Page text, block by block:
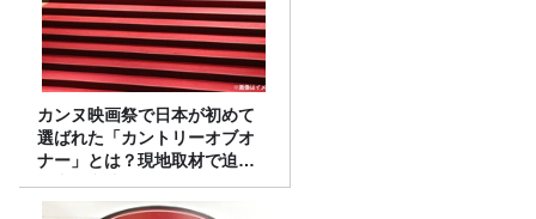
カンヌ映画祭で日本が初めて
選ばれた「カントリーオブオ
ナー」とは？現地取材で迫る
選出の意味